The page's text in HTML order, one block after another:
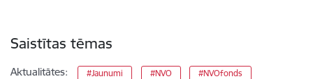
Saistītas tēmas
Aktualitātes: #Jaunumi #NVO #NVOfonds